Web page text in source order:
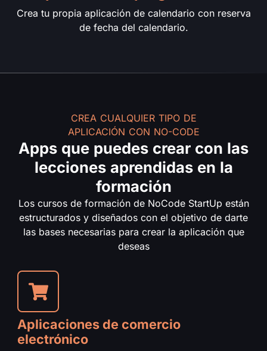
Crea tu propia aplicación de calendario con reserva
de fecha del calendario.
CREA CUALQUIER TIPO DE
APLICACIÓN CON NO-CODE
Apps que puedes crear con las
lecciones aprendidas en la
formación
Los cursos de formación de NoCode StartUp están
estructurados y diseñados con el objetivo de darte
las bases necesarias para crear la aplicación que
deseas
Aplicaciones de comercio
electrónico